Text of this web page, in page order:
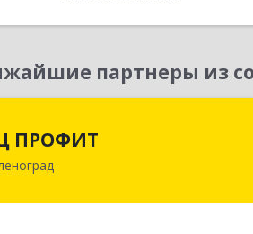
партнеры из
ПРОФИТ
124482, Москва г, Зеленоград г,